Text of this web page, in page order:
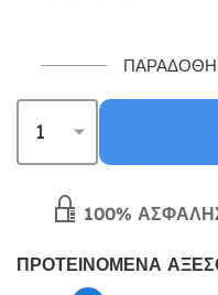
100%
ΠΡΟΤΕΙΝΌΜΕΝΑ